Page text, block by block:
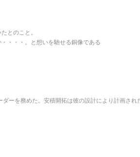
とのこと。
・・・。と想いを馳せる銅像である
ーを務めた。安積開拓は彼の設計により計画され